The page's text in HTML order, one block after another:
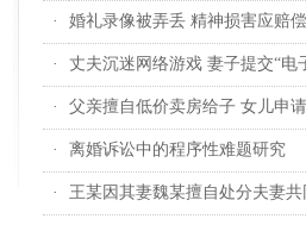
· 婚礼录像被弄丢 精神损害应赔偿
· 丈夫沉迷网络游戏 妻子提交“电
· 父亲擅自低价卖房给子 女儿申
· 离婚诉讼中的程序性难题研究
· 王某因其妻魏某擅自处分夫妻